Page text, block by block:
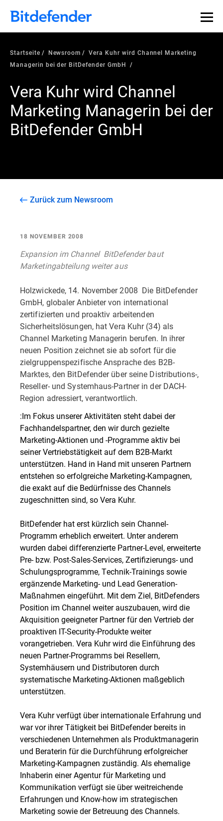
Startseite Newsroom
Vera Kuhr wird Channel Marketing
Managerin bei der BitDefender GmbH
Vera Kuhr wird Channel
Marketing Managerin bei der
BitDefender GmbH
Zurück zum Newsroom
18 NOVEMBER 2008
Expansion im Channel  BitDefender baut
Marketingabteilung weiter aus
Holzwickede, 14. November 2008  Die BitDefender
GmbH, globaler Anbieter von international
zertifizierten und proaktiv arbeitenden
Sicherheitslösungen, hat Vera Kuhr (34) als
Channel Marketing Managerin berufen. In ihrer
neuen Position zeichnet sie ab sofort für die
zielgruppenspezifische Ansprache des B2B-
Marktes, den BitDefender über seine Distributions-,
Reseller- und Systemhaus-Partner in der DACH-
Region adressiert, verantwortlich.
:Im Fokus unserer Aktivitäten steht dabei der
Fachhandelspartner, den wir durch gezielte
Marketing-Aktionen und -Programme aktiv bei
seiner Vertriebstätigkeit auf dem B2B-Markt
unterstützen. Hand in Hand mit unseren Partnern
entstehen so erfolgreiche Marketing-Kampagnen,
die exakt auf die Bedürfnisse des Channels
zugeschnitten sind, so Vera Kuhr.
BitDefender hat erst kürzlich sein Channel-
Programm erheblich erweitert. Unter anderem
wurden dabei differenzierte Partner-Level, erweiterte
Pre- bzw. Post-Sales-Services, Zertifizierungs- und
Schulungsprogramme, Technik-Trainings sowie
ergänzende Marketing- und Lead Generation-
Maßnahmen eingeführt. Mit dem Ziel, BitDefenders
Position im Channel weiter auszubauen, wird die
Akquisition geeigneter Partner für den Vertrieb der
proaktiven IT-Security-Produkte weiter
vorangetrieben. Vera Kuhr wird die Einführung des
neuen Partner-Programms bei Resellern,
Systemhäusern und Distributoren durch
systematische Marketing-Aktionen maßgeblich
unterstützen.
Vera Kuhr verfügt über internationale Erfahrung und
war vor ihrer Tätigkeit bei BitDefender bereits in
verschiedenen Unternehmen als Produktmanagerin
und Beraterin für die Durchführung erfolgreicher
Marketing-Kampagnen zuständig. Als ehemalige
Inhaberin einer Agentur für Marketing und
Kommunikation verfügt sie über weitreichende
Erfahrungen und Know-how im strategischen
Marketing sowie der Betreuung des Channels.